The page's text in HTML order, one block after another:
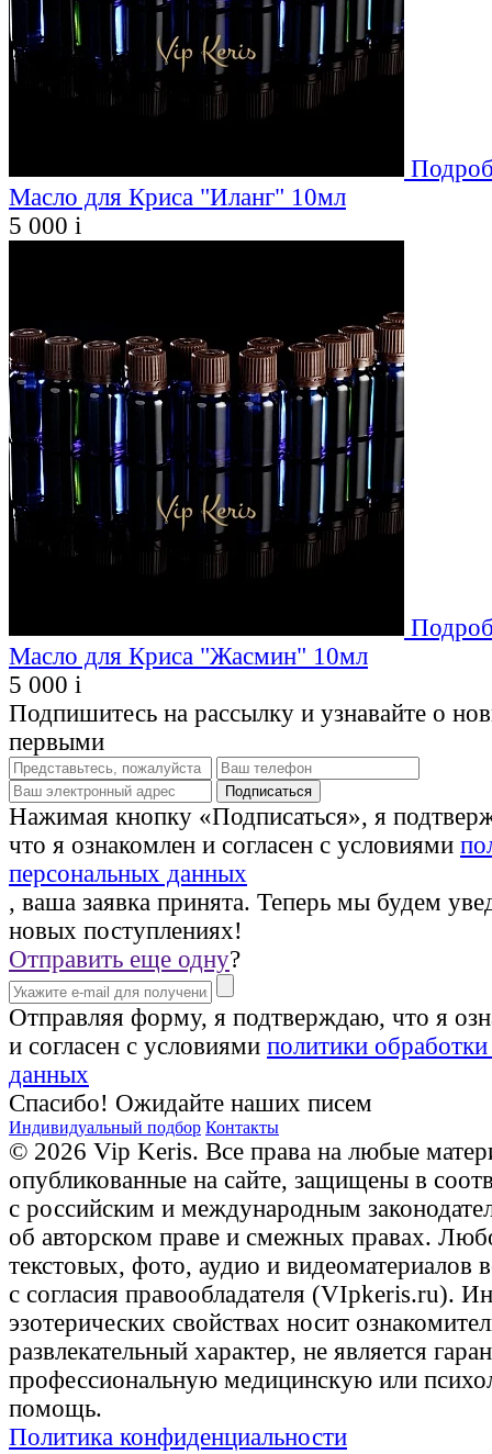
Масло для Криса "Иланг" 10мл
5 000 i
Масло для Криса "Жасмин" 10мл
5 000 i
Подпишитесь на рассылку и узнавайте о
первыми
Нажимая кнопку «Подписаться», я
что я ознакомлен и согласен с условиями
персональных данных
, ваша заявка принята. Теперь мы будем
новых поступлениях!
Отправить еще одну?
Отправляя форму, я подтверждаю, что я
и согласен с условиями политики
данных
Спасибо! Ожидайте наших писем
Индивидуальный подбор Контакты
© 2026 Vip Keris. Все права на любые
опубликованные на сайте, защищены в
с российским и международным
об авторском праве и смежных правах.
текстовых, фото, аудио и видеоматериалов
с согласия правообладателя (VIpkeris.ru).
эзотерических свойствах носит
развлекательный характер, не является
профессиональную медицинскую или
помощь.
Политика конфиденциальности